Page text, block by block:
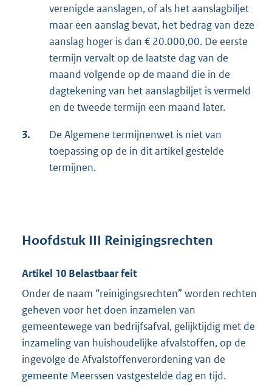
verenigde aanslagen, of als het aanslagbiljet
maar een aanslag bevat, het bedrag van deze
aanslag hoger is dan € 20.000,00. De eerste
termijn vervalt op de laatste dag van de
maand volgende op de maand die in de
dagtekening van het aanslagbiljet is vermeld
en de tweede termijn een maand later.
3.
De Algemene termijnenwet is niet van
toepassing op de in dit artikel gestelde
termijnen.
Hoofdstuk III Reinigingsrechten
Artikel 10 Belastbaar feit
Onder de naam “reinigingsrechten” worden rechten
geheven voor het doen inzamelen van
gemeentewege van bedrijfsafval, gelijktijdig met de
inzameling van huishoudelijke afvalstoffen, op de
ingevolge de Afvalstoffenverordening van de
gemeente Meerssen vastgestelde dag en tijd.